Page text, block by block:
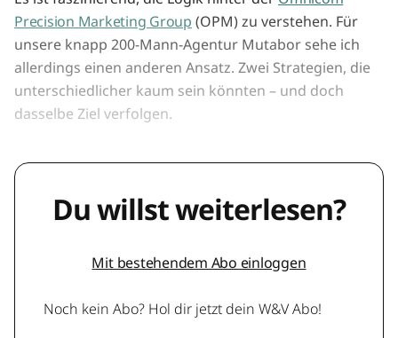
Precision Marketing Group (OPM) zu verstehen. Für
unsere knapp 200-Mann-Agentur Mutabor sehe ich
allerdings einen anderen Ansatz. Zwei Strategien, die
unterschiedlicher kaum sein könnten – und doch
dasselbe Ziel verfolgen.
Du willst weiterlesen?
Mit bestehendem Abo einloggen
Noch kein Abo? Hol dir jetzt dein W&V Abo!